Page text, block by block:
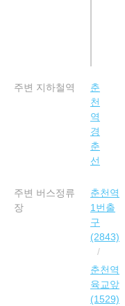
주변 지하철역
춘
천
역
경
춘
선
주변 버스정류
장
춘천역
1번출
구
(2843)
춘천역
육교앞
(1529)